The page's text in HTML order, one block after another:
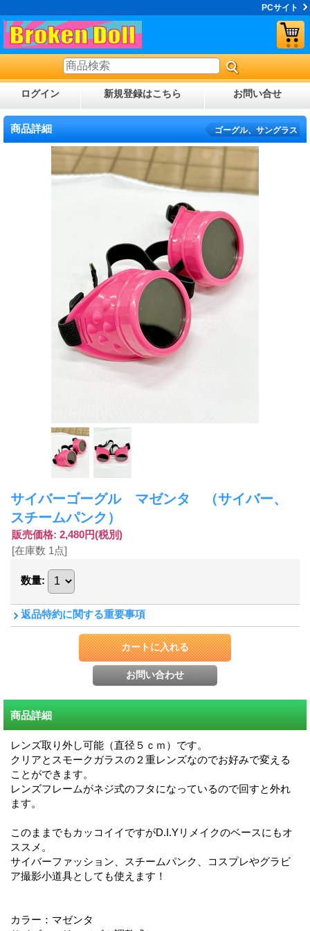
PCサイト
ログイン 新規登録はこちら お問い合せ
商品詳細 ゴーグル、サングラス
サイバーゴーグル マゼンタ （サイバー、
スチームパンク）
販売価格: 2,480円(税別)
[在庫数 1点]
数量:
返品特約に関する重要事項
商品詳細
レンズ取り外し可能（直径５ｃｍ）です。
クリアとスモークガラスの２重レンズなのでお好みで変える
ことができます。
レンズフレームがネジ式のフタになっているので回すと外れ
ます。
このままでもカッコイイですがD.I.Yリメイクのベースにもオ
ススメ。
サイバーファッション、スチームパンク、コスプレやグラビ
ア撮影小道具としても使えます！
カラー：マゼンタ